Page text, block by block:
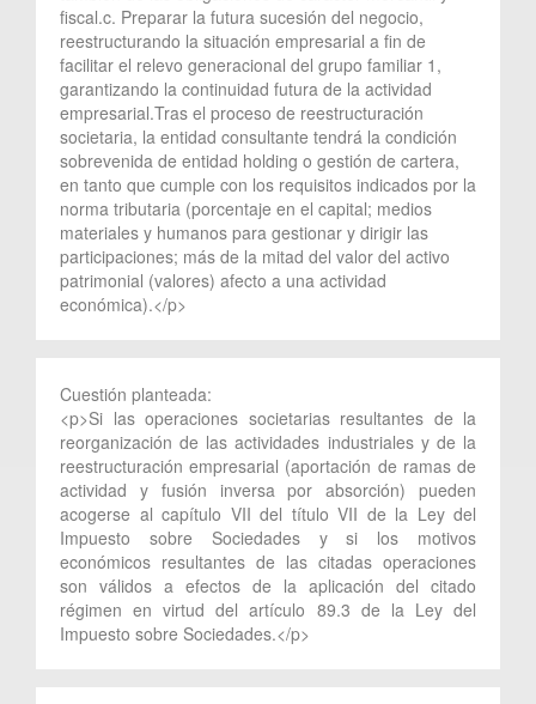
fiscal.c. Preparar la futura sucesión del negocio,
reestructurando la situación empresarial a fin de
facilitar el relevo generacional del grupo familiar 1,
garantizando la continuidad futura de la actividad
empresarial.Tras el proceso de reestructuración
societaria, la entidad consultante tendrá la condición
sobrevenida de entidad holding o gestión de cartera,
en tanto que cumple con los requisitos indicados por la
norma tributaria (porcentaje en el capital; medios
materiales y humanos para gestionar y dirigir las
participaciones; más de la mitad del valor del activo
patrimonial (valores) afecto a una actividad
económica).</p>
Cuestión planteada:
<p>Si las operaciones societarias resultantes de la
reorganización de las actividades industriales y de la
reestructuración empresarial (aportación de ramas de
actividad y fusión inversa por absorción) pueden
acogerse al capítulo VII del título VII de la Ley del
Impuesto sobre Sociedades y si los motivos
económicos resultantes de las citadas operaciones
son válidos a efectos de la aplicación del citado
régimen en virtud del artículo 89.3 de la Ley del
Impuesto sobre Sociedades.</p>